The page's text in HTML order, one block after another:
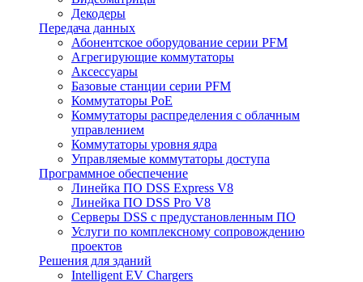
Декодеры
Передача данных
Абонентское оборудование серии PFM
Агрегирующие коммутаторы
Аксессуары
Базовые станции серии PFM
Коммутаторы PoE
Коммутаторы распределения с облачным
управлением
Коммутаторы уровня ядра
Управляемые коммутаторы доступа
Программное обеспечение
Линейка ПО DSS Express V8
Линейка ПО DSS Pro V8
Серверы DSS с предустановленным ПО
Услуги по комплексному сопровождению
проектов
Решения для зданий
Intelligent EV Chargers